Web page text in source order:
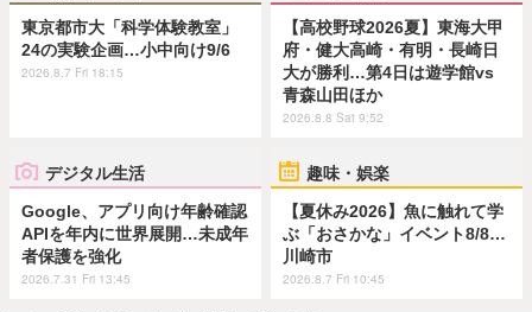
東京都市大「科学体験教室」
24の実験企画…小中向け9/6
2026.8.7 Fri 18:15
【高校野球2026夏】東海大甲
府・健大高崎・有明・長崎日
大が勝利…第4日は遊学館vs
青森山田ほか
2026.8.8 Sat 9:52
デジタル生活
Google、アプリ向け年齢確認
APIを年内に世界展開…未成年
者保護を強化
2026.7.31 Fri 13:45
趣味・娯楽
【夏休み2026】魚に触れて学
ぶ「おさかな」イベント8/8…
川崎市
2026.8.7 Fri 10:45